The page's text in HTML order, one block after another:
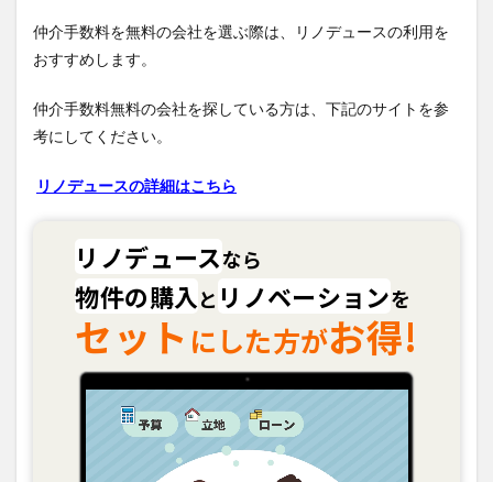
仲介手数料を無料の会社を選ぶ際は、リノデュースの利用を
おすすめします。
仲介手数料無料の会社を探している方は、下記のサイトを参
考にしてください。
リノデュースの詳細はこちら
リノデュースなら
物件の購入と リノベーションを
セット にした方がお得!